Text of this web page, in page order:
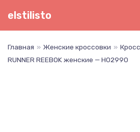
Перейти
elstilisto
Главная » Женские кроссовки »
RUNNER REEBOK женские — H02990